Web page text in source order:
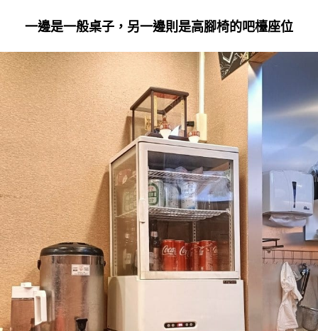
一邊是一般桌子，另一邊則是高腳椅的吧檯座位